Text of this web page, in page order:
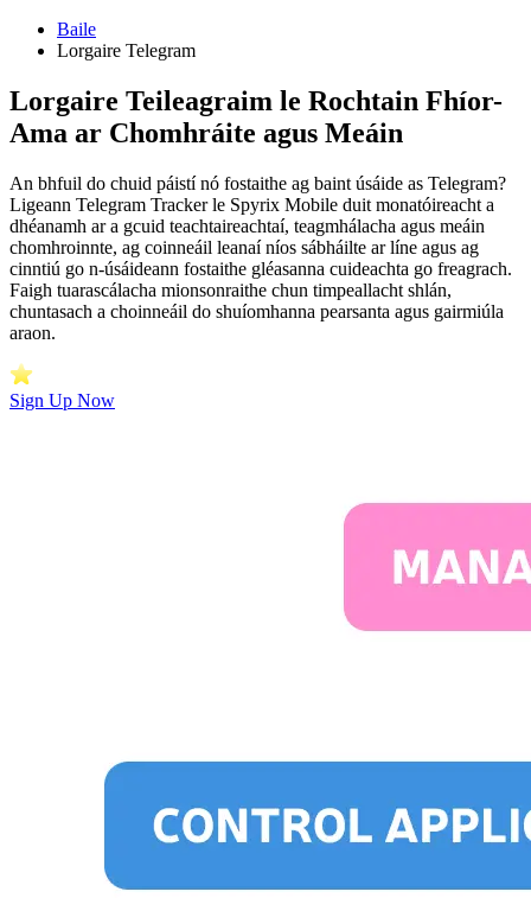
Baile
Lorgaire Telegram
Lorgaire Teileagraim le Rochtain Fhíor-
Ama ar Chomhráite agus Meáin
An bhfuil do chuid páistí nó fostaithe ag baint úsáide as Telegram?
Ligeann Telegram Tracker le Spyrix Mobile duit monatóireacht a
dhéanamh ar a gcuid teachtaireachtaí, teagmhálacha agus meáin
chomhroinnte, ag coinneáil leanaí níos sábháilte ar líne agus ag
cinntiú go n-úsáideann fostaithe gléasanna cuideachta go freagrach.
Faigh tuarascálacha mionsonraithe chun timpeallacht shlán,
chuntasach a choinneáil do shuíomhanna pearsanta agus gairmiúla
araon.
Sign Up Now